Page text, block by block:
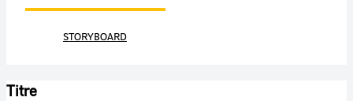
STORYBOARD
Titre